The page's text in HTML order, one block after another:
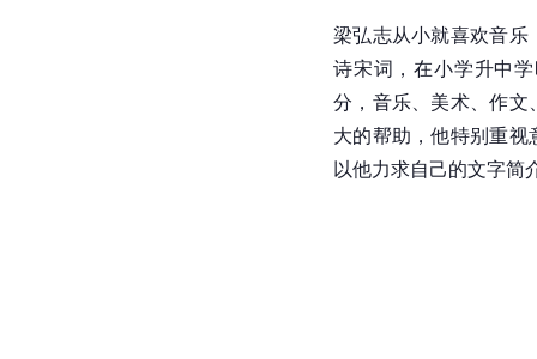
梁弘志从小就喜欢音乐
诗宋词，在小学升中
分，音乐、美术、作文
大的帮助，他特别重
以他力求自己的文字简